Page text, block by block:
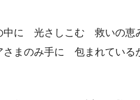
に 光さしこむ 救いの恵
まのみ手に 包まれている